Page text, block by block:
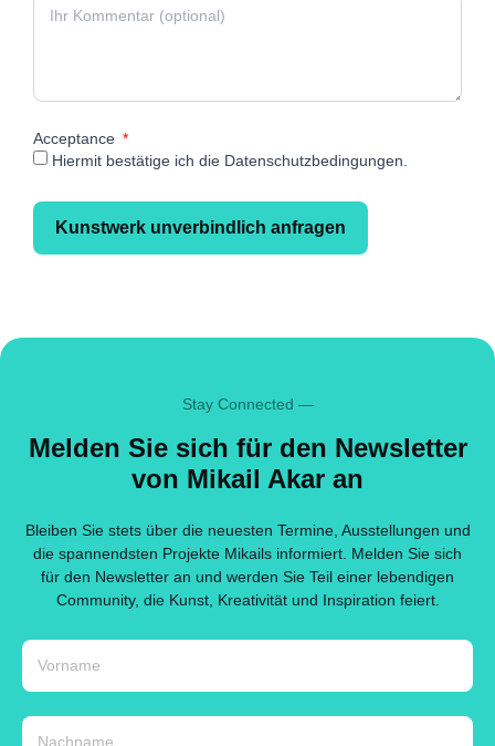
Acceptance
Hiermit bestätige ich die Datenschutzbedingungen.
Kunstwerk unverbindlich anfragen
Stay Connected —
Melden Sie sich für den Newsletter
von Mikail Akar an
Bleiben Sie stets über die neuesten Termine, Ausstellungen und
die spannendsten Projekte Mikails informiert. Melden Sie sich
für den Newsletter an und werden Sie Teil einer lebendigen
Community, die Kunst, Kreativität und Inspiration feiert.